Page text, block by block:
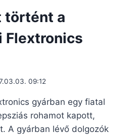
történt a
Flextronics
09:12
gyárban egy fiatal
rohamot kapott,
A gyárban lévő dolgozók